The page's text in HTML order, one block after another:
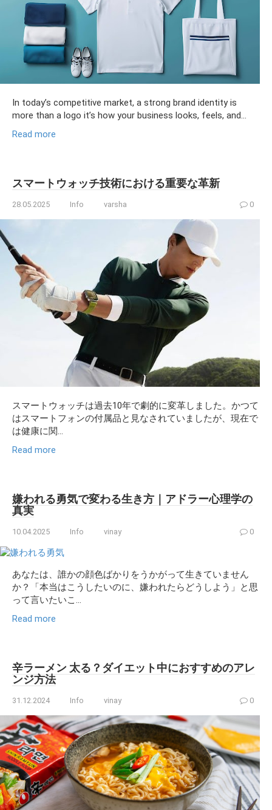
In today’s competitive market, a strong brand identity is
more than a logo it’s how your business looks, feels, and...
Read more
スマートウォッチ技術における重要な革新
28.05.2025 Info varsha 0
スマートウォッチは過去10年で劇的に変革しました。かつて
はスマートフォンの付属品と見なされていましたが、現在で
は健康に関...
Read more
嫌われる勇気で変わる生き方｜アドラー心理学の
真実
10.04.2025 Info vinay 0
あなたは、誰かの顔色ばかりをうかがって生きていません
か？「本当はこうしたいのに、嫌われたらどうしよう」と思
って言いたいこ...
Read more
辛ラーメン 太る？ダイエット中におすすめのアレ
ンジ方法
31.12.2024 Info vinay 0